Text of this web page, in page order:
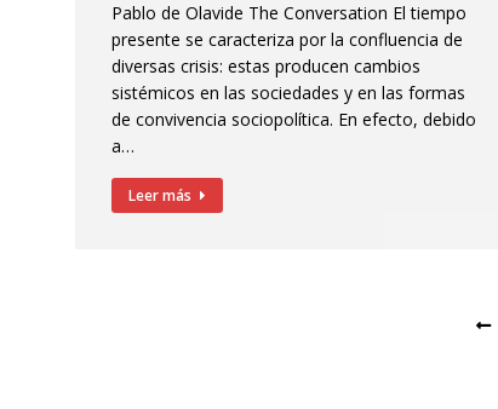
Pablo de Olavide The Conversation El tiempo
presente se caracteriza por la confluencia de
diversas crisis: estas producen cambios
sistémicos en las sociedades y en las formas
de convivencia sociopolítica. En efecto, debido
a…
Leer más